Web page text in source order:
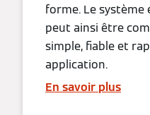
forme. Le
peut ainsi être
simple, fiable et
application.
En savoir plus